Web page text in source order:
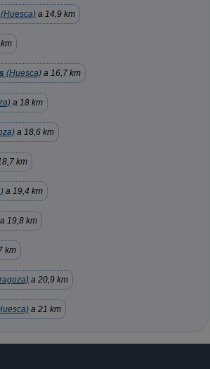
(Huesca) a 14,9 km
(Huesca) a 16,7 km
a 18 km
a 18,6 km
km
a 19,4 km
a 19,8 km
km
a 20,9 km
a 21 km